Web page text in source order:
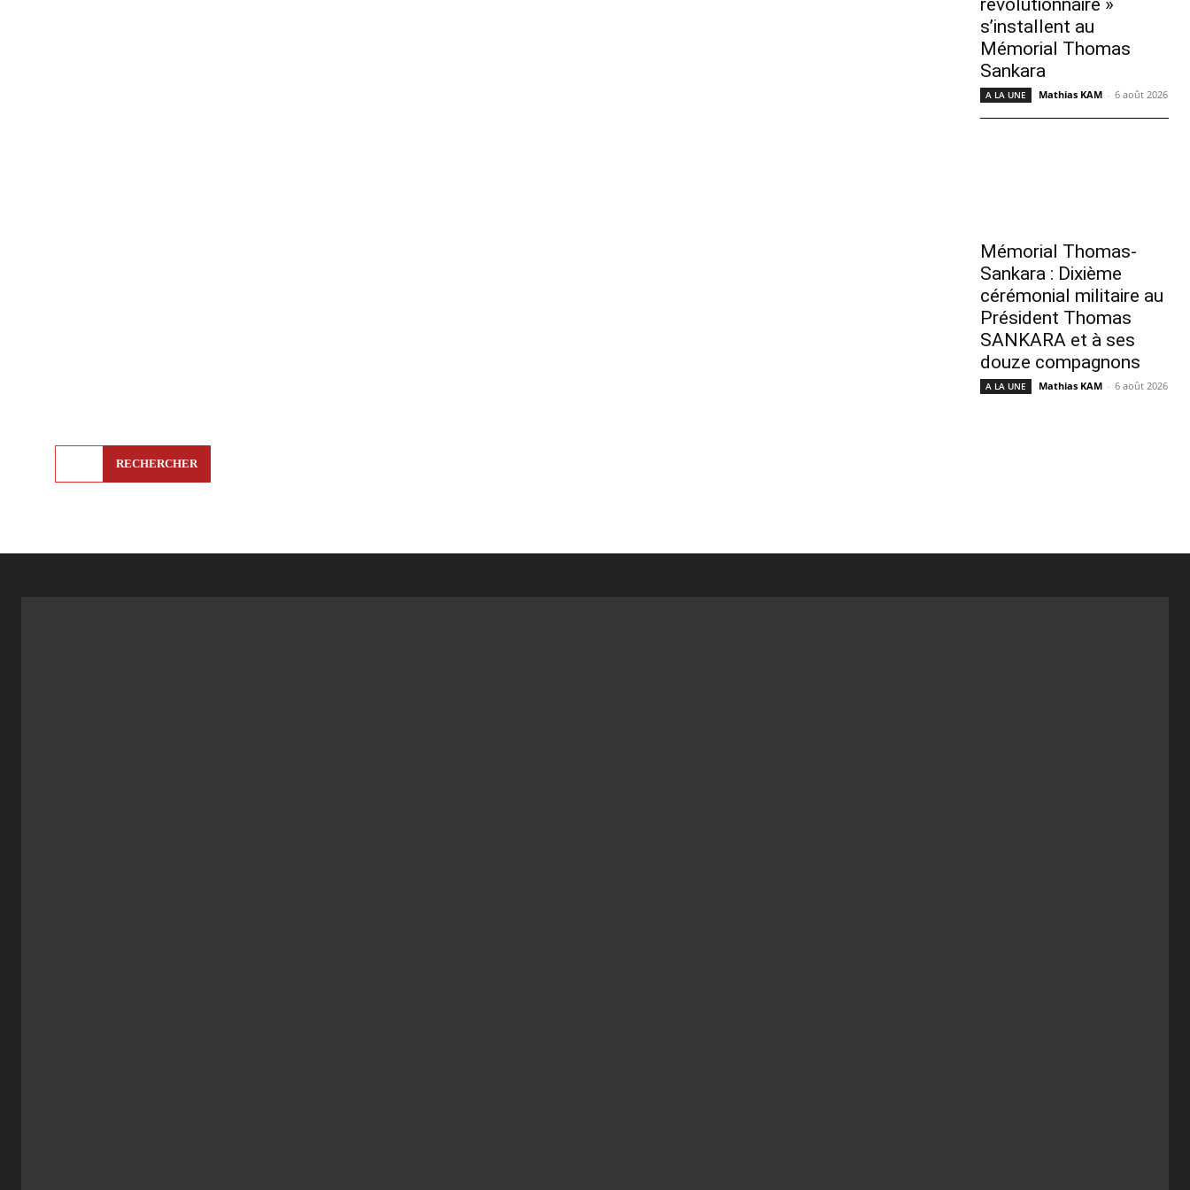
RECHERCHER
révolutionnaire »
s’installent au
Mémorial Thomas
Sankara
A LA UNE Mathias KAM - 6 août 2026
Mémorial Thomas-
Sankara : Dixième
cérémonial militaire au
Président Thomas
SANKARA et à ses
douze compagnons
A LA UNE Mathias KAM - 6 août 2026